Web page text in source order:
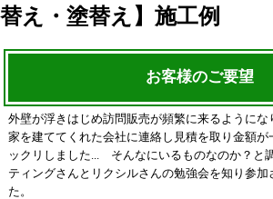
替え・塗替え】施工例
お客様のご要望
外壁が浮きはじめ訪問販売が頻繁に来るようにな
家を建ててくれた会社に連絡し見積を取り金額
ックリしました... そんなにいるものなのか？と
ティングさんとリクシルさんの勉強会を知り参加
た。